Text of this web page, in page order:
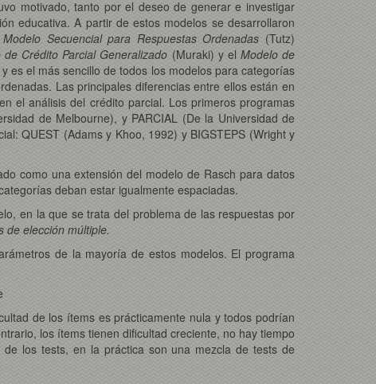
motivado, tanto por el deseo de generar e investigar
educativa. A partir de estos modelos se desarrollaron
Modelo Secuencial para Respuestas Ordenadas (Tutz)
de Crédito Parcial Generalizado (Muraki) y el Modelo de
es el más sencillo de todos los modelos para categorías
Las principales diferencias entre ellos están en
el análisis del crédito parcial. Los primeros programas
de Melbourne), y PARCIAL (De la Universidad de
QUEST (Adams y Khoo, 1992) y BIGSTEPS (Wright y
como una extensión del modelo de Rasch para datos
deban estar igualmente espaciadas.
en la que se trata del problema de las respuestas por
de elección múltiple.
de la mayoría de estos modelos. El programa
de los ítems es prácticamente nula y todos podrían
los ítems tienen dificultad creciente, no hay tiempo
los tests, en la práctica son una mezcla de tests de